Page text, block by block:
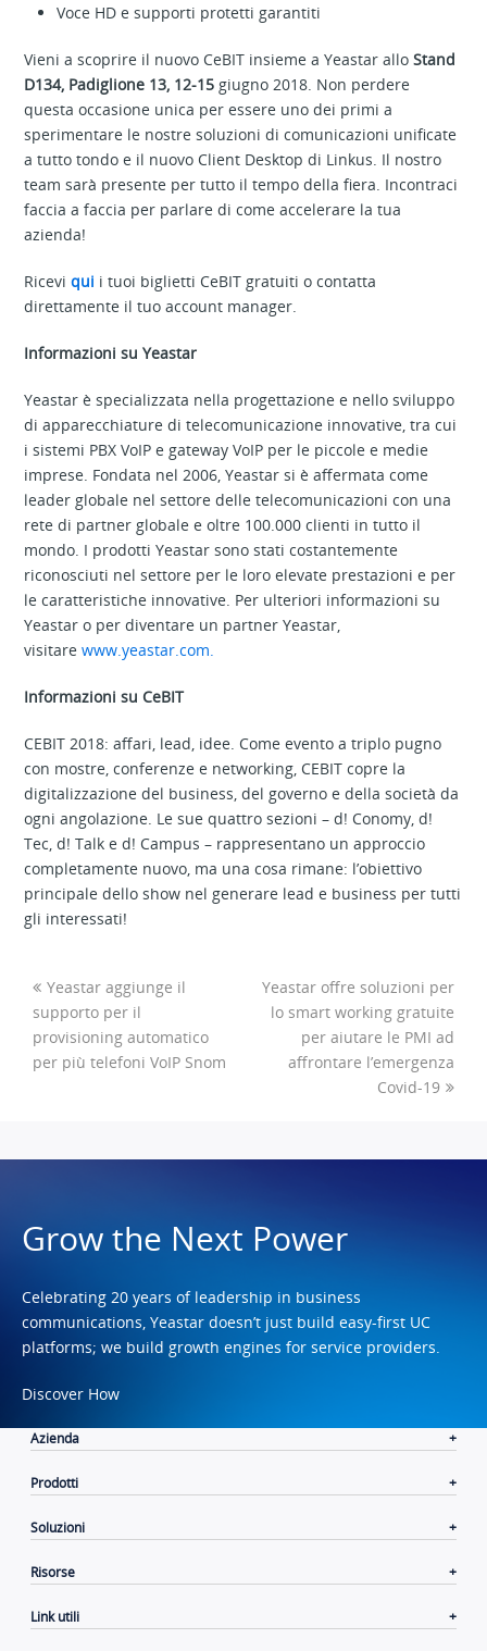
Voce HD e supporti protetti garantiti
Vieni a scoprire il nuovo CeBIT insieme a Yeastar alloStand
D134, Padiglione 13, 12-15 giugno 2018. Non perdere
questa occasione unica per essere uno dei primi a
sperimentare le nostre soluzioni di comunicazioni unificate
a tutto tondo e il nuovo Client Desktop di Linkus. Il nostro
team sarà presente per tutto il tempo della fiera. Incontraci
faccia a faccia per parlare di come accelerare la tua
azienda!
Riceviqui i tuoi biglietti CeBIT gratuiti o contatta
direttamente il tuo account manager.
Informazioni su Yeastar
Yeastar è specializzata nella progettazione e nello sviluppo
di apparecchiature di telecomunicazione innovative, tra cui
i sistemi PBX VoIP e gateway VoIP per le piccole e medie
imprese. Fondata nel 2006, Yeastar si è affermata come
leader globale nel settore delle telecomunicazioni con una
rete di partner globale e oltre 100.000 clienti in tutto il
mondo. I prodotti Yeastar sono stati costantemente
riconosciuti nel settore per le loro elevate prestazioni e per
le caratteristiche innovative. Per ulteriori informazioni su
Yeastar o per diventare un partner Yeastar,
visitarewww.yeastar.com.
Informazioni su CeBIT
CEBIT 2018: affari, lead, idee. Come evento a triplo pugno
con mostre, conferenze e networking, CEBIT copre la
digitalizzazione del business, del governo e della società da
ogni angolazione. Le sue quattro sezioni – d! Conomy, d!
Tec, d! Talk e d! Campus – rappresentano un approccio
completamente nuovo, ma una cosa rimane: l’obiettivo
principale dello show nel generare lead e business per tutti
gli interessati!
Yeastar aggiunge il
supporto per il
provisioning automatico
per più telefoni VoIP Snom
Yeastar offre soluzioni per
lo smart working gratuite
per aiutare le PMI ad
affrontare l’emergenza
Covid-19
Grow the Next Power
Celebrating 20 years of leadership in business
communications, Yeastar doesn’t just build easy-first UC
platforms; we build growth engines for service providers.
Discover How
Azienda
Prodotti
Soluzioni
Risorse
Link utili